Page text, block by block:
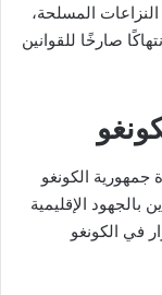
المسلحة،
صارخًا للقوانين
الكونغو
بالجهود الإقليمية
في الكونغو